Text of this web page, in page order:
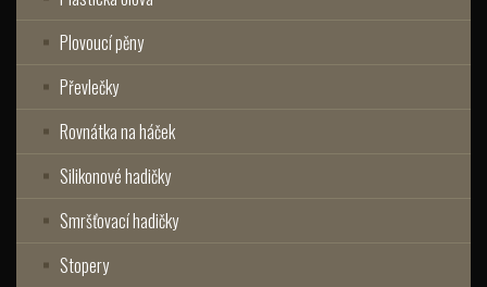
Plovoucí pěny
Převlečky
Rovnátka na háček
Silikonové hadičky
Smršťovací hadičky
Stopery